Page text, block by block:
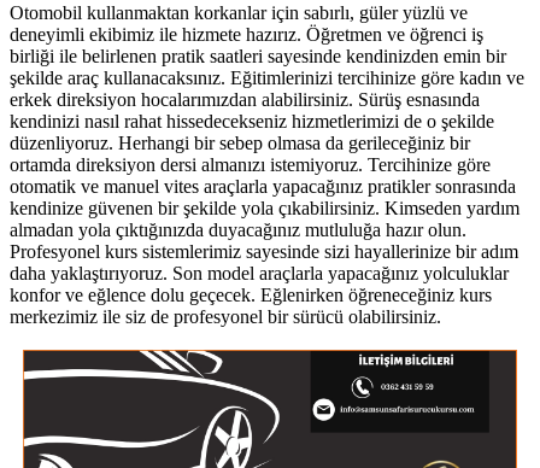
Otomobil kullanmaktan korkanlar için sabırlı, güler yüzlü ve
deneyimli ekibimiz ile hizmete hazırız. Öğretmen ve öğrenci iş
birliği ile belirlenen pratik saatleri sayesinde kendinizden emin bir
şekilde araç kullanacaksınız. Eğitimlerinizi tercihinize göre kadın ve
erkek direksiyon hocalarımızdan alabilirsiniz. Sürüş esnasında
kendinizi nasıl rahat hissedecekseniz hizmetlerimizi de o şekilde
düzenliyoruz. Herhangi bir sebep olmasa da gerileceğiniz bir
ortamda direksiyon dersi almanızı istemiyoruz. Tercihinize göre
otomatik ve manuel vites araçlarla yapacağınız pratikler sonrasında
kendinize güvenen bir şekilde yola çıkabilirsiniz. Kimseden yardım
almadan yola çıktığınızda duyacağınız mutluluğa hazır olun.
Profesyonel kurs sistemlerimiz sayesinde sizi hayallerinize bir adım
daha yaklaştırıyoruz. Son model araçlarla yapacağınız yolculuklar
konfor ve eğlence dolu geçecek. Eğlenirken öğreneceğiniz kurs
merkezimiz ile siz de profesyonel bir sürücü olabilirsiniz.